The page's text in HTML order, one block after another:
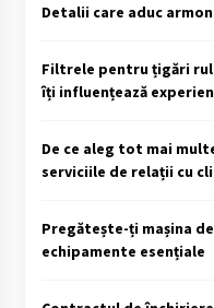
Detalii care aduc
Filtrele pentru țigări
îți influențează
De ce aleg tot mai
serviciile de relații cu
Pregătește-ți mașina
echipamente esențiale